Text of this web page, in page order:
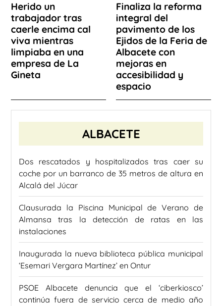
Herido un
trabajador tras
caerle encima cal
viva mientras
limpiaba en una
empresa de La
Gineta
Finaliza la reforma
integral del
pavimento de los
Ejidos de la Feria de
Albacete con
mejoras en
accesibilidad y
espacio
ALBACETE
Dos rescatados y hospitalizados tras caer su
coche por un barranco de 35 metros de altura en
Alcalá del Júcar
Clausurada la Piscina Municipal de Verano de
Almansa tras la detección de ratas en las
instalaciones
Inaugurada la nueva biblioteca pública municipal
‘Esemari Vergara Martínez’ en Ontur
PSOE Albacete denuncia que el ‘ciberkiosco’
continúa fuera de servicio cerca de medio año